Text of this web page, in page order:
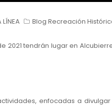
LÍNEA Blog Recreación
2021 tendrán lugar en
enfocadas a